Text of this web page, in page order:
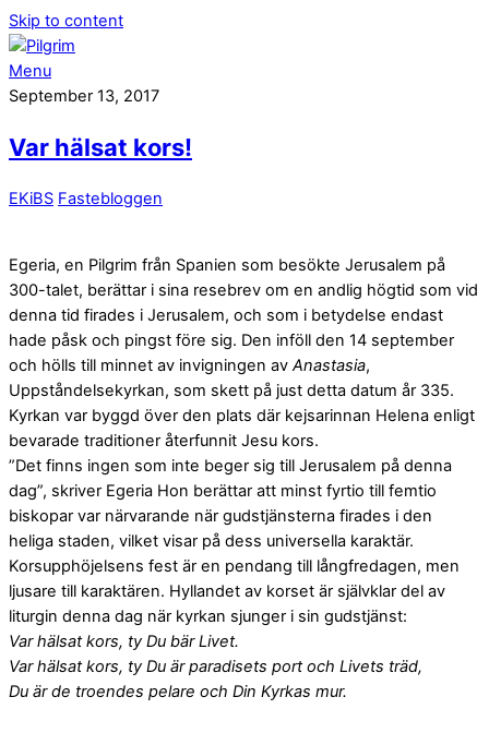
Skip to content
Menu
September 13, 2017
Var hälsat kors!
EKiBS Fastebloggen
Egeria, en Pilgrim från Spanien som besökte Jerusalem på
300-talet, berättar i sina resebrev om en andlig högtid som vid
denna tid firades i Jerusalem, och som i betydelse endast
hade påsk och pingst före sig. Den inföll den 14 september
och hölls till minnet av invigningen av Anastasia,
Uppståndelsekyrkan, som skett på just detta datum år 335.
Kyrkan var byggd över den plats där kejsarinnan Helena enligt
bevarade traditioner återfunnit Jesu kors.
”Det finns ingen som inte beger sig till Jerusalem på denna
dag”, skriver Egeria Hon berättar att minst fyrtio till femtio
biskopar var närvarande när gudstjänsterna firades i den
heliga staden, vilket visar på dess universella karaktär.
Korsupphöjelsens fest är en pendang till långfredagen, men
ljusare till karaktären. Hyllandet av korset är självklar del av
liturgin denna dag när kyrkan sjunger i sin gudstjänst:
Var hälsat kors, ty Du bär Livet.
Var hälsat kors, ty Du är paradisets port och Livets träd,
Du är de troendes pelare och Din Kyrkas mur.